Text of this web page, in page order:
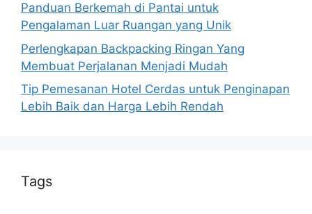
Panduan Berkemah di Pantai untuk
Pengalaman Luar Ruangan yang Unik
Perlengkapan Backpacking Ringan Yang
Membuat Perjalanan Menjadi Mudah
Tip Pemesanan Hotel Cerdas untuk Penginapan
Lebih Baik dan Harga Lebih Rendah
Tags